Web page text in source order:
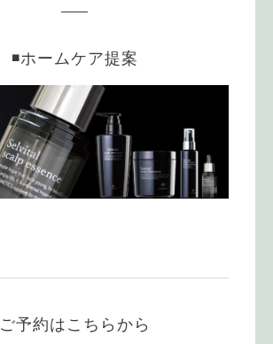
◾️ホームケア提案
ご予約はこちらから